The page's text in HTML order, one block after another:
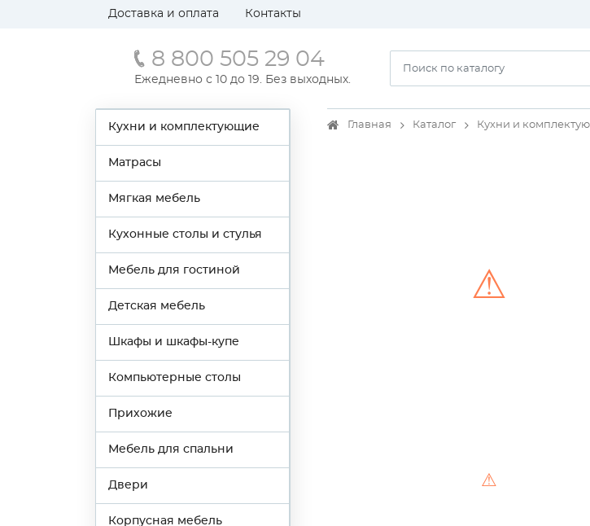
Доставка и оплата Контакты
8 800 505 29 04
Ежедневно с 10 до 19. Без выходных.
Кухни и комплектующие
Матрасы
Мягкая мебель
Кухонные столы и стулья
Мебель для гостиной
Детская мебель
Шкафы и шкафы-купе
Компьютерные столы
Прихожие
Мебель для спальни
Двери
Корпусная мебель
Главная Каталог Кухни и
⚠
⚠